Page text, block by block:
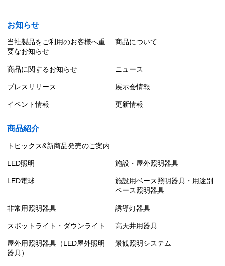
お知らせ
当社製品をご利用のお客様へ重
要なお知らせ
商品について
商品に関するお知らせ ニュース
プレスリリース 展示会情報
イベント情報 更新情報
商品紹介
トピックス&新商品発売のご案内
LED照明 施設・屋外照明器具
LED電球
施設用ベース照明器具・用途別
ベース照明器具
非常用照明器具 誘導灯器具
スポットライト・ダウンライト 高天井用器具
屋外用照明器具（LED屋外照明
器具）
景観照明システム